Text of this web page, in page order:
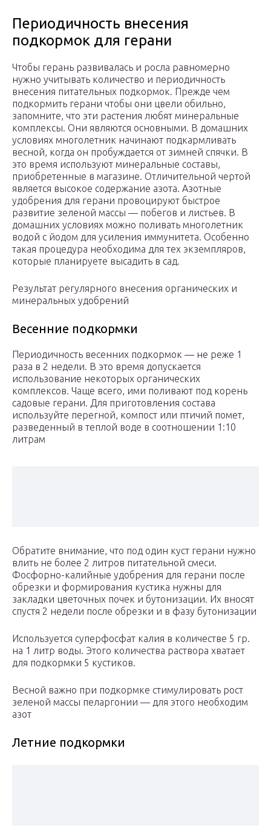
Периодичность внесения
подкормок для герани
Чтобы герань развивалась и росла равномерно
нужно учитывать количество и периодичность
внесения питательных подкормок. Прежде чем
подкормить герани чтобы они цвели обильно,
запомните, что эти растения любят минеральные
комплексы. Они являются основными. В домашних
условиях многолетник начинают подкармливать
весной, когда он пробуждается от зимней спячки. В
это время используют минеральные составы,
приобретенные в магазине. Отличительной чертой
является высокое содержание азота. Азотные
удобрения для герани провоцируют быстрое
развитие зеленой массы — побегов и листьев. В
домашних условиях можно поливать многолетник
водой с йодом для усиления иммунитета. Особенно
такая процедура необходима для тех экземпляров,
которые планируете высадить в сад.
Результат регулярного внесения органических и
минеральных удобрений
Весенние подкормки
Периодичность весенних подкормок — не реже 1
раза в 2 недели. В это время допускается
использование некоторых органических
комплексов. Чаще всего, ими поливают под корень
садовые герани. Для приготовления состава
используйте перегной, компост или птичий помет,
разведенный в теплой воде в соотношении 1:10
литрам
Обратите внимание, что под один куст герани нужно
влить не более 2 литров питательной смеси.
Фосфорно-калийные удобрения для герани после
обрезки и формирования кустика нужны для
закладки цветочных почек и бутонизации. Их вносят
спустя 2 недели после обрезки и в фазу бутонизации
Используется суперфосфат калия в количестве 5 гр.
на 1 литр воды. Этого количества раствора хватает
для подкормки 5 кустиков.
Весной важно при подкормке стимулировать рост
зеленой массы пеларгонии — для этого необходим
азот
Летние подкормки